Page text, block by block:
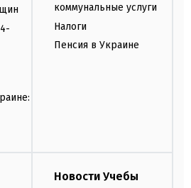
коммунальные услуги
Налоги
Пенсия в Украине
Новости Учебы